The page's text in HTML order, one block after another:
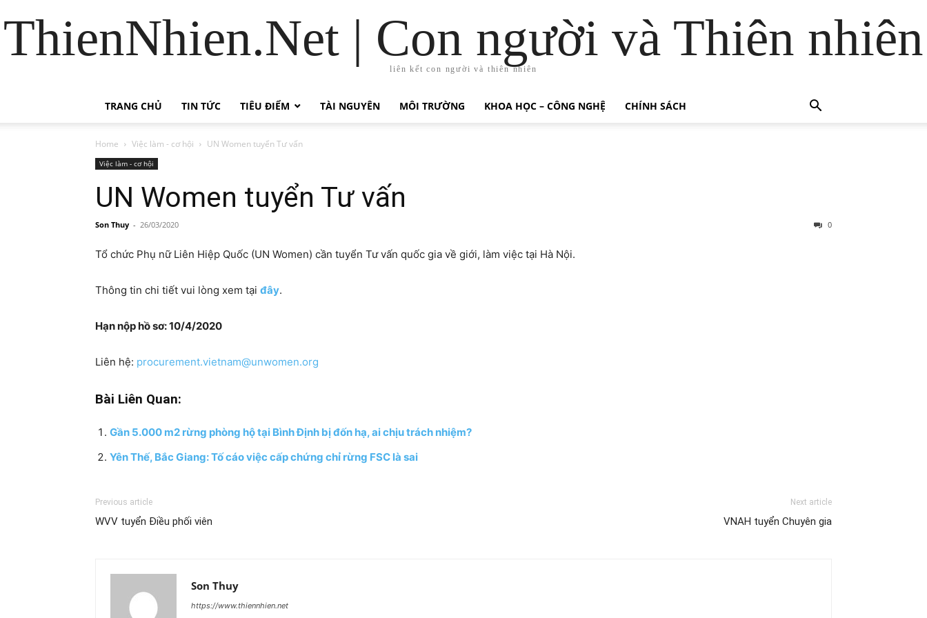
ThienNhien.Net | Con người và Thiên nhiên
liên kết con người và thiên nhiên
TRANG CHỦ TIN TỨC TIÊU ĐIỂM TÀI NGUYÊN MÔI TRƯỜNG KHOA HỌC – CÔNG NGHỆ CHÍNH SÁCH
Home Việc làm - cơ hội UN Women tuyển Tư vấn
Việc làm - cơ hội
UN Women tuyển Tư vấn
Son Thuy - 26/03/2020 0
Tổ chức Phụ nữ Liên Hiệp Quốc (UN Women) cần tuyển Tư vấn quốc gia về giới, làm việc tại Hà Nội.
Thông tin chi tiết vui lòng xem tại đây.
Hạn nộp hồ sơ: 10/4/2020
Liên hệ: procurement.vietnam@unwomen.org
Bài Liên Quan:
Gần 5.000 m2 rừng phòng hộ tại Bình Định bị đốn hạ, ai chịu trách nhiệm?
Yên Thế, Bắc Giang: Tố cáo việc cấp chứng chỉ rừng FSC là sai
Previous article
WVV tuyển Điều phối viên
Next article
VNAH tuyển Chuyên gia
Son Thuy
https://www.thiennhien.net